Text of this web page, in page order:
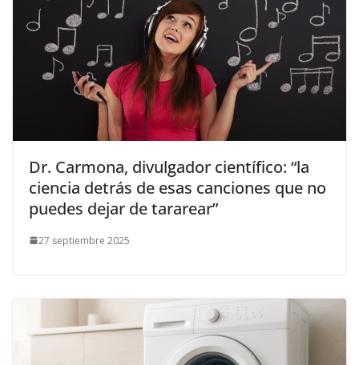
Dr. Carmona, divulgador científico: “la
ciencia detrás de esas canciones que no
puedes dejar de tararear”
27 septiembre 2025